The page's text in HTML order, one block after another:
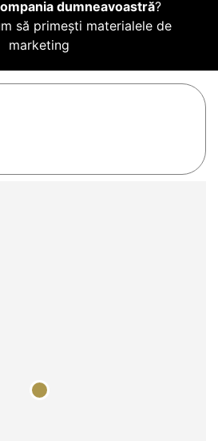
dumneavoastră?
să primești materialele de
marketing